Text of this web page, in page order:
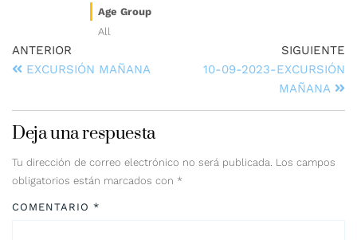
Age Group
All
ANTERIOR
EXCURSIÓN MAÑANA
SIGUIENTE
10-09-2023-EXCURSIÓN
MAÑANA
Deja una respuesta
Tu dirección de correo electrónico no será publicada. Los campos
obligatorios están marcados con *
COMENTARIO *